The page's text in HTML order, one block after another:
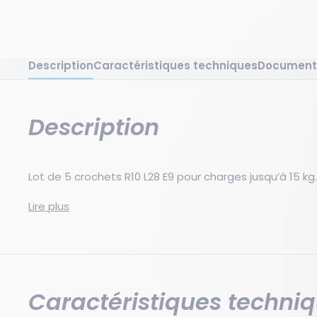
DescriptionCaractéristiques techniques
Description
Lot de 5 crochets R10 L28 E9 pour charges jusqu’à 15 kg.
Lot de 5 crochets R10 (L28 Ecart 9mm) avec une
Permet le rangement sécurisé de matériel ou
environnement industriel ou commercial pour une
Lire plus
Caractéristiques